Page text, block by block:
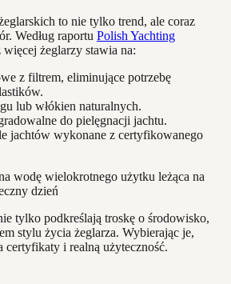
to nie tylko trend, ale coraz
Według raportu Polish Yachting
więcej żeglarzy stawia na:
z filtrem, eliminujące potrzebę
lub włókien naturalnych.
do pielęgnacji jachtu.
jachtów wykonane z certyfikowanego
tylko podkreślają troskę o środowisko,
stylu życia żeglarza. Wybierając je,
i realną użyteczność.